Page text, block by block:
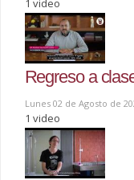
1 video
Regreso a
Lunes 02 de Agosto de
1 video